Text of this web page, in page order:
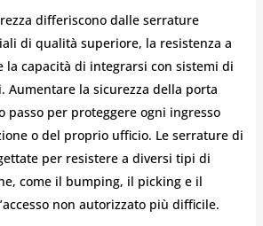
differiscono dalle serrature
di qualità superiore, la resistenza a
la capacità di integrarsi con sistemi di
Aumentare la sicurezza della porta
passo per proteggere ogni ingresso
o del proprio ufficio. Le serrature di
per resistere a diversi tipi di
come il bumping, il picking e il
non autorizzato più difficile.